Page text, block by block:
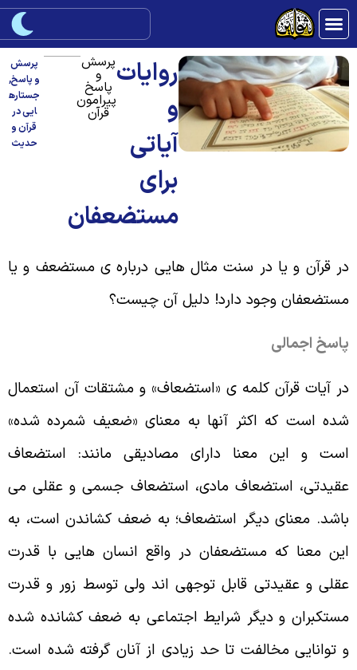
روایات
و
آیاتی
برای
مستضعفان
پرسش
و
پاسخ
پیرامون
قرآن
پرسش
و پاسخ,
جستاره
ایی در
قرآن و
حدیث
قرآن و یا در سنت مثال هایی درباره ی مستضعف و یا
وجود دارد! دلیل آن چیست؟
اجمالی
آیات قرآن کلمه ی «استضعاف» و مشتقات آن استعمال
است که اکثر آنها به معنای «ضعیف شمرده شده»
و این معنا دارای مصادیقی مانند: استضعاف
استضعاف مادی، استضعاف جسمی و عقلی می
معنای دیگر استضعاف؛ به ضعف کشاندن است، به
معنا که مستضعفان در واقع انسان هایی با قدرت
و عقیدتی قابل توجهی اند ولی توسط زور و قدرت
و دیگر شرایط اجتماعی به ضعف کشانده شده
توانایی مخالفت تا حد زیادی از آنان گرفته شده است.